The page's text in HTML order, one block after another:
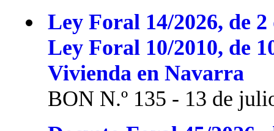
Ley Foral 14/2026, de
Ley Foral 10/2010, de
Vivienda en Navarra
BON N.º 135 - 13 de